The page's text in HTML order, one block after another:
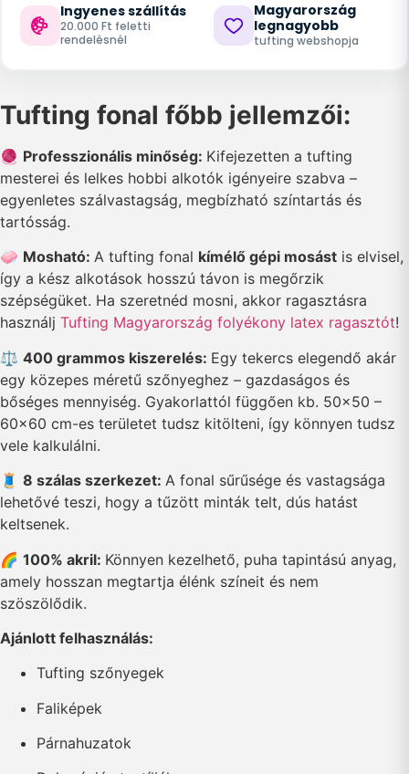
Ingyenes szállítás
20.000 Ft feletti
rendelésnél
Magyarország
legnagyobb
tufting webshopja
Tufting fonal főbb jellemzői:
🧶 Professzionális minőség: Kifejezetten a tufting
mesterei és lelkes hobbi alkotók igényeire szabva –
egyenletes szálvastagság, megbízható színtartás és
tartósság.
🧼 Mosható: A tufting fonal kímélő gépi mosást is elvisel,
így a kész alkotások hosszú távon is megőrzik
szépségüket. Ha szeretnéd mosni, akkor ragasztásra
használj Tufting Magyarország folyékony latex ragasztót!
⚖️ 400 grammos kiszerelés: Egy tekercs elegendő akár
egy közepes méretű szőnyeghez – gazdaságos és
bőséges mennyiség. Gyakorlattól függően kb. 50×50 –
60×60 cm-es területet tudsz kitölteni, így könnyen tudsz
vele kalkulálni.
🧵 8 szálas szerkezet: A fonal sűrűsége és vastagsága
lehetővé teszi, hogy a tűzött minták telt, dús hatást
keltsenek.
🌈 100% akril: Könnyen kezelhető, puha tapintású anyag,
amely hosszan megtartja élénk színeit és nem
szöszölődik.
Ajánlott felhasználás:
Tufting szőnyegek
Faliképek
Párnahuzatok